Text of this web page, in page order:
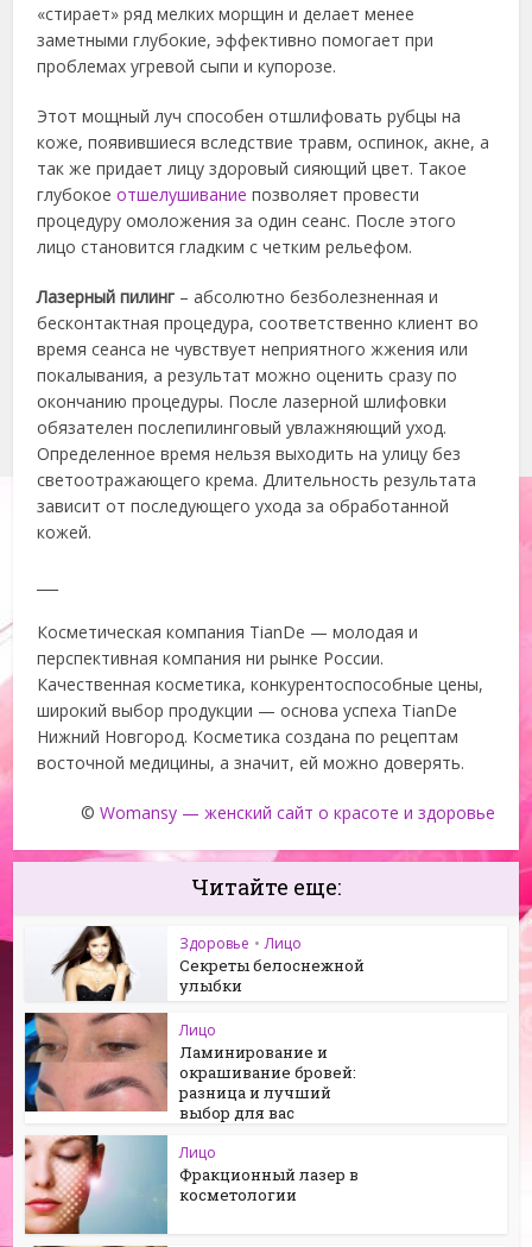
«стирает» ряд мелких морщин и делает менее
заметными глубокие, эффективно помогает при
проблемах угревой сыпи и купорозе.
Этот мощный луч способен отшлифовать рубцы на
коже, появившиеся вследствие травм, оспинок, акне, а
так же придает лицу здоровый сияющий цвет. Такое
глубокоеотшелушивание позволяет провести
процедуру омоложения за один сеанс. После этого
лицо становится гладким с четким рельефом.
Лазерный пилинг – абсолютно безболезненная и
бесконтактная процедура, соответственно клиент во
время сеанса не чувствует неприятного жжения или
покалывания, а результат можно оценить сразу по
окончанию процедуры. После лазерной шлифовки
обязателен послепилинговый увлажняющий уход.
Определенное время нельзя выходить на улицу без
светоотражающего крема. Длительность результата
зависит от последующего ухода за обработанной
кожей.
Косметическая компания TianDe — молодая и
перспективная компания ни рынке России.
Качественная косметика, конкурентоспособные цены,
широкий выбор продукции — основа успеха TianDe
Нижний Новгород. Косметика создана по рецептам
восточной медицины, а значит, ей можно доверять.
© Womansy — женский сайт о красоте и здоровье
Читайте еще:
Здоровье • Лицо
Секреты белоснежной
улыбки
Лицо
Ламинирование и
окрашивание бровей:
разница и лучший
выбор для вас
Лицо
Фракционный лазер в
косметологии